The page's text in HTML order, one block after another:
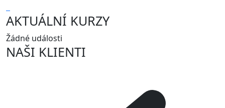
AKTUÁLNÍ KURZY
Žádné události
NAŠI KLIENTI